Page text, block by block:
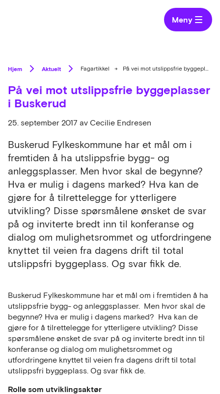
Meny
Hjem Aktuelt Fagartikkel → På vei mot utslippsfrie byggeplasser i Buskerud
På vei mot utslippsfrie byggeplasser
i Buskerud
25. september 2017 av Cecilie Endresen
Buskerud Fylkeskommune har et mål om i
fremtiden å ha utslippsfrie bygg- og
anleggsplasser. Men hvor skal de begynne?
Hva er mulig i dagens marked? Hva kan de
gjøre for å tilrettelegge for ytterligere
utvikling? Disse spørsmålene ønsket de svar
på og inviterte bredt inn til konferanse og
dialog om mulighetsrommet og utfordringene
knyttet til veien fra dagens drift til total
utslippsfri byggeplass. Og svar fikk de.
Buskerud Fylkeskommune har et mål om i fremtiden å ha
utslippsfrie bygg- og anleggsplasser. Men hvor skal de
begynne? Hva er mulig i dagens marked? Hva kan de
gjøre for å tilrettelegge for ytterligere utvikling? Disse
spørsmålene ønsket de svar på og inviterte bredt inn til
konferanse og dialog om mulighetsrommet og
utfordringene knyttet til veien fra dagens drift til total
utslippsfri byggeplass. Og svar fikk de.
Rolle som utviklingsaktør